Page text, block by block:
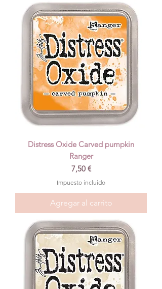
Distress Oxide Carved pumpkin
Ranger
Precio
7,50 €
Impuesto incluido
Agregar al carrito